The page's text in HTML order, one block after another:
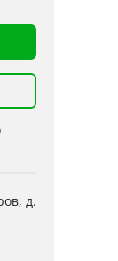
д.